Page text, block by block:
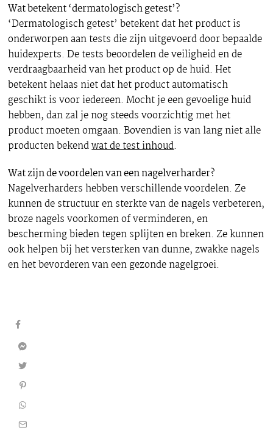
Wat betekent ‘dermatologisch getest’?
‘Dermatologisch getest’ betekent dat het product is
onderworpen aan tests die zijn uitgevoerd door bepaalde
huidexperts. De tests beoordelen de veiligheid en de
verdraagbaarheid van het product op de huid. Het
betekent helaas niet dat het product automatisch
geschikt is voor iedereen. Mocht je een gevoelige huid
hebben, dan zal je nog steeds voorzichtig met het
product moeten omgaan. Bovendien is van lang niet alle
producten bekendwat de test inhoud.
Wat zijn de voordelen van een nagelverharder?
Nagelverharders hebben verschillende voordelen. Ze
kunnen de structuur en sterkte van de nagels verbeteren,
broze nagels voorkomen of verminderen, en
bescherming bieden tegen splijten en breken. Ze kunnen
ook helpen bij het versterken van dunne, zwakke nagels
en het bevorderen van een gezonde nagelgroei.